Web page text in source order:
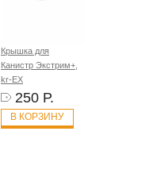
Крышка для
Канистр Экстрим+,
kr-EX
250 Р.
В КОРЗИНУ